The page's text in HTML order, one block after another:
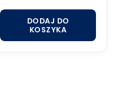
DODAJ DO
KOSZYKA